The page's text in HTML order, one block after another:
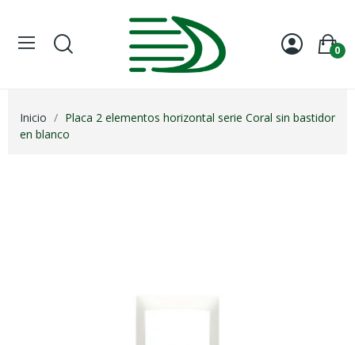
0
Inicio
Placa 2 elementos horizontal serie Coral sin bastidor
en blanco